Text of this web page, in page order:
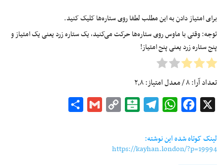
برای امتیاز دادن به این مطلب لطفا روی ستاره‌ها کلیک کنید.
توجه: وقتی با ماوس روی ستاره‌ها حرکت می‌کنید، یک ستاره زرد یعنی یک امتیاز و
پنج ستاره زرد یعنی پنج امتیاز!
تعداد آرا:۸/ معدل امتیاز:۲٫۸
Facebook
WhatsApp
Telegram
Balatarin
Copy
Gmail
لینک کوتاه شده این نوشته:
https://kayhan.london/?p=19994